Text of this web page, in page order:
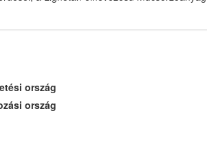
ország
ország